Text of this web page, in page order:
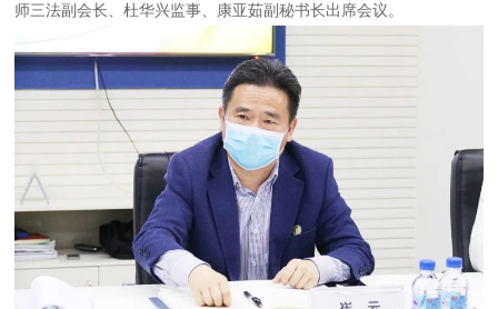
师三法副会长、杜华兴监事、康亚茹副秘书长出席会议。